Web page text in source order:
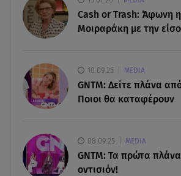
Κυψέλη: Tι βρέθηκε στο
38χρονης Λίζα
Συντάξεις Σεπτεμβρίου: Πότε θα
χρήματα στους λογαριασμούς
- Σηκώθηκαν εναέρια μέσα
07.08.26 , 18:34
Cash or Trash: Άφωνη
Μοιραράκη με την
10.09.25 MEDIA
GNTM: Δείτε πλάνα
Ποιοι θα καταφέρουν
08.09.25 MEDIA
GNTM: Τα πρώτα
οντισιόν!